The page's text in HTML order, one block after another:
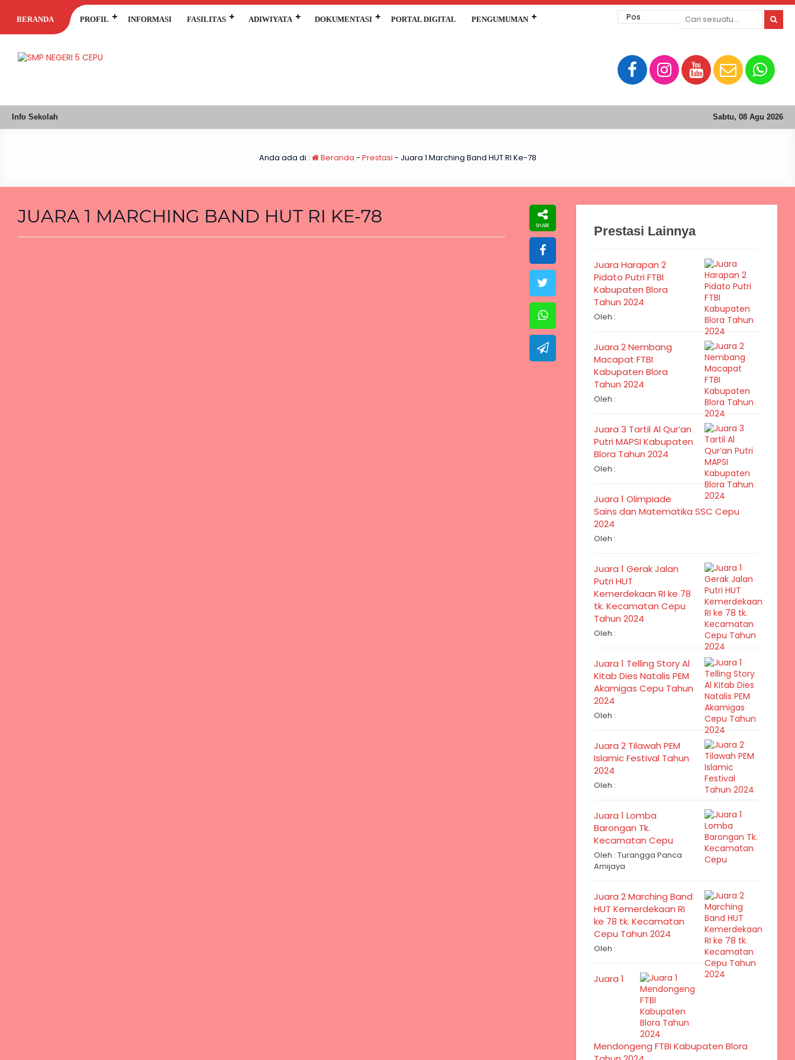
BERANDA PROFIL INFORMASI FASILITAS ADIWIYATA DOKUMENTASI PORTAL DIGITAL PENGUMUMAN
Info Sekolah Sabtu, 08 Agu 2026
Anda ada di : Beranda - Prestasi - Juara 1 Marching Band HUT RI Ke-78
JUARA 1 MARCHING BAND HUT RI KE-78
Prestasi Lainnya
Juara Harapan 2
Pidato Putri FTBI
Kabupaten Blora
Tahun 2024
Oleh :
Juara 2 Nembang
Macapat FTBI
Kabupaten Blora
Tahun 2024
Oleh :
Juara 3 Tartil Al Qur’an
Putri MAPSI Kabupaten
Blora Tahun 2024
Oleh :
Juara 1 Olimpiade
Sains dan Matematika SSC Cepu
2024
Oleh :
Juara 1 Gerak Jalan
Putri HUT
Kemerdekaan RI ke 78
tk. Kecamatan Cepu
Tahun 2024
Oleh :
Juara 1 Telling Story Al
Kitab Dies Natalis PEM
Akamigas Cepu Tahun
2024
Oleh :
Juara 2 Tilawah PEM
Islamic Festival Tahun
2024
Oleh :
Juara 1 Lomba
Barongan Tk.
Kecamatan Cepu
Oleh : Turangga Panca
Amijaya
Juara 2 Marching Band
HUT Kemerdekaan RI
ke 78 tk. Kecamatan
Cepu Tahun 2024
Oleh :
Juara 1
Mendongeng FTBI Kabupaten Blora